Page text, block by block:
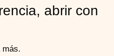
abrir con
más.